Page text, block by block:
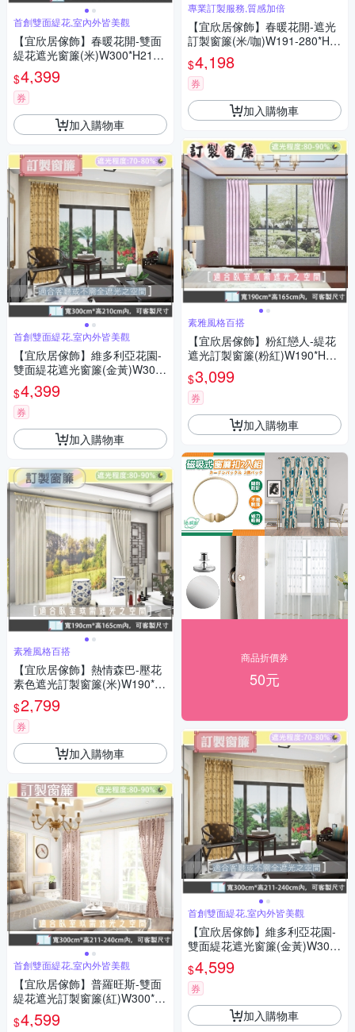
首創雙面緹花,室內外皆美觀
【宜欣居傢飾】春暖花開-雙面
緹花遮光窗簾(米)W300*H210c
m以內*2片/訂製/台灣製MIT
$4,399
券
加入購物車
首創雙面緹花,室內外皆美觀
【宜欣居傢飾】維多利亞花園-
雙面緹花遮光窗簾(金黃)W300*
H210cm以內*2片/台灣製MIT
$4,399
券
加入購物車
素雅風格百搭
【宜欣居傢飾】熱情森巴-壓花
素色遮光訂製窗簾(米)W190*H
165cm以內*2片/半腰/台灣製
$2,799
券
加入購物車
首創雙面緹花,室內外皆美觀
【宜欣居傢飾】普羅旺斯-雙面
緹花遮光訂製窗簾(紅)W300*H
211-240cm以內*2片/台灣製
$4,599
專業訂製服務,質感加倍
【宜欣居傢飾】春暖花開-遮光
訂製窗簾(米/咖)W191-280*H1
66-180cm以內
$4,198
券
加入購物車
素雅風格百搭
【宜欣居傢飾】粉紅戀人-緹花
遮光訂製窗簾(粉紅)W190*H16
5cm以內*2片/半腰/台灣製MIT
$3,099
券
加入購物車
商品折價券
50元
首創雙面緹花,室內外皆美觀
【宜欣居傢飾】維多利亞花園-
雙面緹花遮光窗簾(金黃)W300*
H211-240cm以內*2片/台灣製
$4,599
券
加入購物車